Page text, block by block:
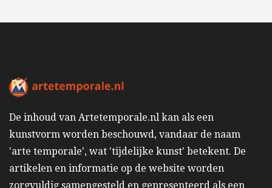
De inhoud van Artetemporale.nl kan als een
kunstvorm worden beschouwd, vandaar de naam
'arte temporale', wat 'tijdelijke kunst' betekent. De
artikelen en informatie op de website worden
zorgvuldig samengesteld en gepresenteerd als een